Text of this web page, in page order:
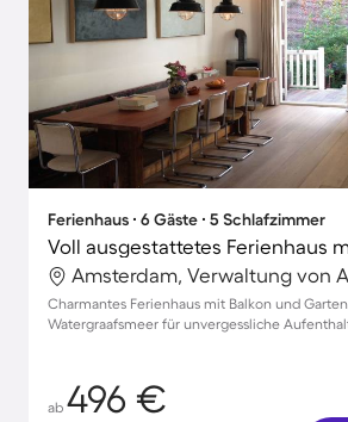
Ferienhaus ∙ 6 Gäste ∙ 5 Schlafzimmer
Voll ausgestattetes Ferienhaus
Charmantes Ferienhaus mit Balkon und
Watergraafsmeer für unvergessliche
ab 496 €